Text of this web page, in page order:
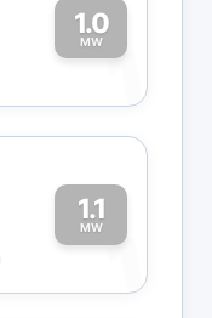
1.0
MW1
1.1
MW1